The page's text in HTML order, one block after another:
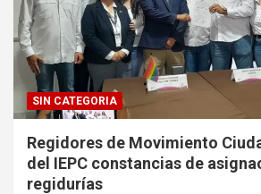
SIN CATEGORIA
Regidores de Movimiento
del IEPC constancias de
regidurías